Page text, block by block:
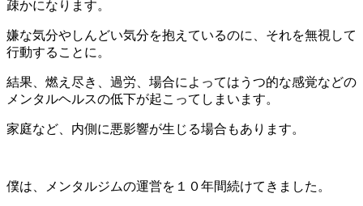
疎かになります。
嫌な気分やしんどい気分を抱えているのに、それを無視して
行動することに。
結果、燃え尽き、過労、場合によってはうつ的な感覚などの
メンタルヘルスの低下が起こってしまいます。
家庭など、内側に悪影響が生じる場合もあります。
僕は、メンタルジムの運営を１０年間続けてきました。